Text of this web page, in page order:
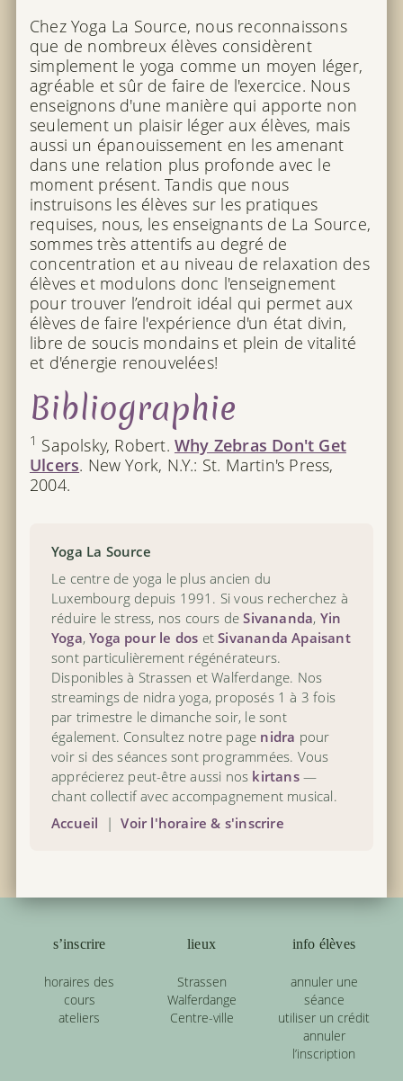
Chez Yoga La Source, nous reconnaissons
que de nombreux élèves considèrent
simplement le yoga comme un moyen léger,
agréable et sûr de faire de l'exercice. Nous
enseignons d'une manière qui apporte non
seulement un plaisir léger aux élèves, mais
aussi un épanouissement en les amenant
dans une relation plus profonde avec le
moment présent. Tandis que nous
instruisons les élèves sur les pratiques
requises, nous, les enseignants de La Source,
sommes très attentifs au degré de
concentration et au niveau de relaxation des
élèves et modulons donc l'enseignement
pour trouver l’endroit idéal qui permet aux
élèves de faire l'expérience d'un état divin,
libre de soucis mondains et plein de vitalité
et d'énergie renouvelées!
Bibliographie
1 Sapolsky, Robert. Why Zebras Don't Get
Ulcers. New York, N.Y.: St. Martin's Press,
2004.
Yoga La Source
Le centre de yoga le plus ancien du
Luxembourg depuis 1991. Si vous recherchez à
réduire le stress, nos cours deSivananda, Yin
Yoga,Yoga pour le dos etSivananda Apaisant
sont particulièrement régénérateurs.
Disponibles à Strassen et Walferdange. Nos
streamings de nidra yoga, proposés 1 à 3 fois
par trimestre le dimanche soir, le sont
également. Consultez notre page nidra pour
voir si des séances sont programmées. Vous
apprécierez peut-être aussi nos kirtans—
chant collectif avec accompagnement musical.
Accueil |Voir l'horaire & s'inscrire
s’inscrire
horaires des
cours
ateliers
lieux
Strassen
Walferdange
Centre-ville
info élèves
annuler une
séance
utiliser un crédit
annuler
l’inscription